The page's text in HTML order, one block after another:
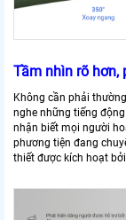
Tầm nhìn rõ hơn,
Không cần phải
nghe những tiếng
nhận biết mọi người
phương tiện đang
thiết được kích hoạt